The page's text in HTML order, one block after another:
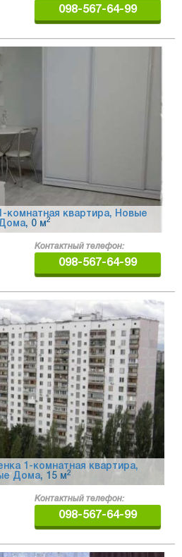
098-567-64-99
комнатная квартира, Новые
, 0 м2
Контактный телефон:
098-567-64-99
1-комнатная квартира,
Дома, 15 м 2
Контактный телефон:
098-567-64-99